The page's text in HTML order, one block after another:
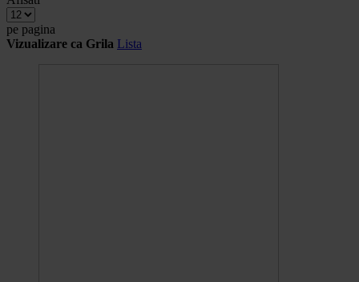
pe pagina
Vizualizare ca Grila Lista